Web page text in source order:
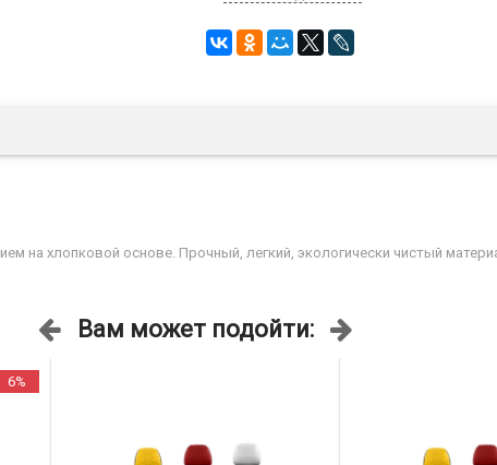
на хлопковой основе. Прочный, легкий, экологически чистый
Вам может подойти:
6%